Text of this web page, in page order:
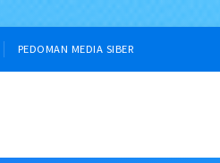
PEDOMAN MEDIA SIBER